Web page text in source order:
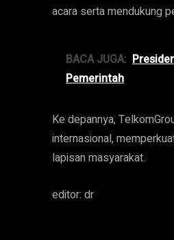
acara serta mendukung
BACA JUGA:
Pemerintah
Ke depannya,
internasional,
lapisan masyarakat.
editor: dr